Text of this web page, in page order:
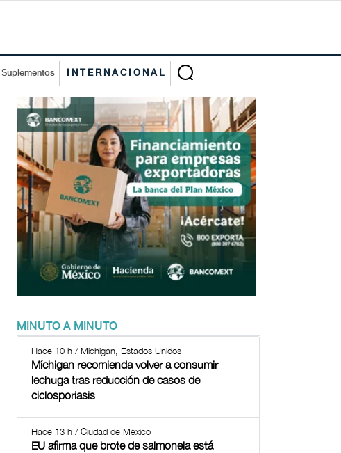
Suplementos INTERNACIONAL
MINUTO A MINUTO
Hace 10 h / Michigan, Estados Unidos
Míchigan recomienda volver a consumir
lechuga tras reducción de casos de
ciclosporiasis
Hace 13 h / Ciudad de México
EU afirma que brote de salmonela está